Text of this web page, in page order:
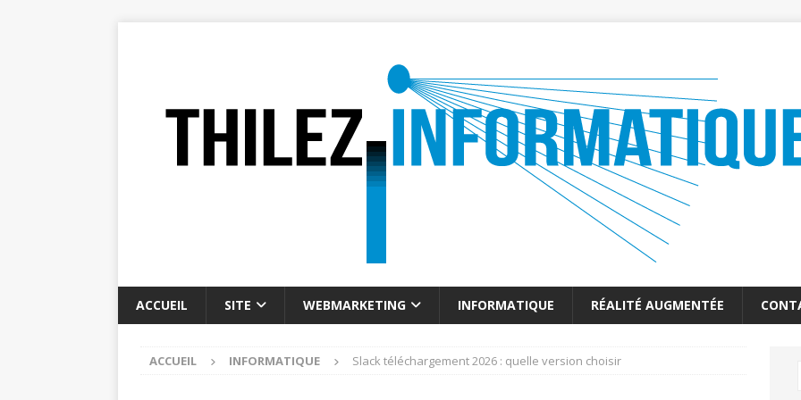
ACCUEIL SITE WEBMARKETING INFORMATIQUE RÉALITÉ AUGMENTÉE
ACCUEIL INFORMATIQUE Slack téléchargement 2026 : quelle version choisir